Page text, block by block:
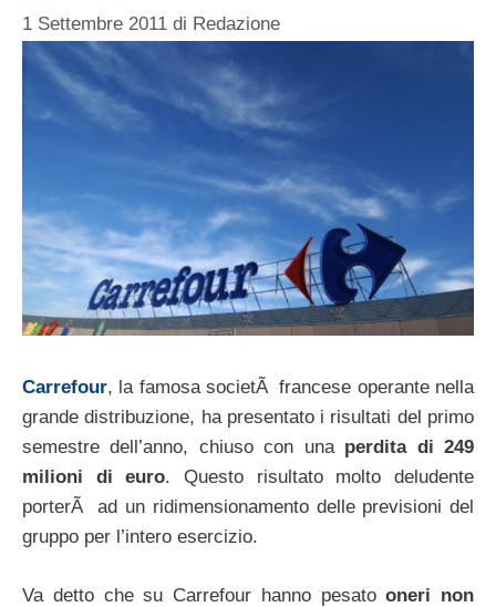
1 Settembre 2011 di Redazione
Carrefour, la famosa societÃ francese operante nella
grande distribuzione, ha presentato i risultati del primo
semestre dell’anno, chiuso con una perdita di 249
milioni di euro. Questo risultato molto deludente
porterÃ ad un ridimensionamento delle previsioni del
gruppo per l’intero esercizio.
Va detto che su Carrefour hanno pesatooneri non